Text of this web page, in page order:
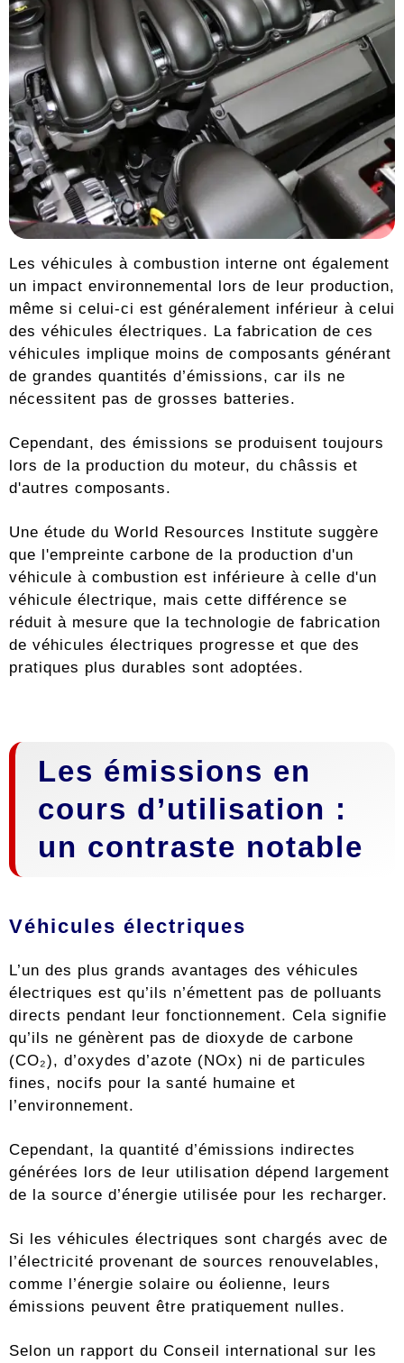
Les véhicules à combustion interne ont également
un impact environnemental lors de leur production,
même si celui-ci est généralement inférieur à celui
des véhicules électriques. La fabrication de ces
véhicules implique moins de composants générant
de grandes quantités d’émissions, car ils ne
nécessitent pas de grosses batteries.
Cependant, des émissions se produisent toujours
lors de la production du moteur, du châssis et
d'autres composants.
Une étude du World Resources Institute suggère
que l'empreinte carbone de la production d'un
véhicule à combustion est inférieure à celle d'un
véhicule électrique, mais cette différence se
réduit à mesure que la technologie de fabrication
de véhicules électriques progresse et que des
pratiques plus durables sont adoptées.
Les émissions en
cours d’utilisation :
un contraste notable
Véhicules électriques
L’un des plus grands avantages des véhicules
électriques est qu’ils n’émettent pas de polluants
directs pendant leur fonctionnement. Cela signifie
qu’ils ne génèrent pas de dioxyde de carbone
(CO₂), d’oxydes d’azote (NOx) ni de particules
fines, nocifs pour la santé humaine et
l’environnement.
Cependant, la quantité d’émissions indirectes
générées lors de leur utilisation dépend largement
de la source d’énergie utilisée pour les recharger.
Si les véhicules électriques sont chargés avec de
l’électricité provenant de sources renouvelables,
comme l’énergie solaire ou éolienne, leurs
émissions peuvent être pratiquement nulles.
Selon un rapport du Conseil international sur les